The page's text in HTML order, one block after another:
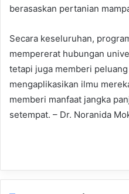
berasaskan pertanian
Secara keseluruhan,
mempererat hubungan
tetapi juga memberi
mengaplikasikan ilmu
memberi manfaat jangka
setempat. – Dr. Noranida